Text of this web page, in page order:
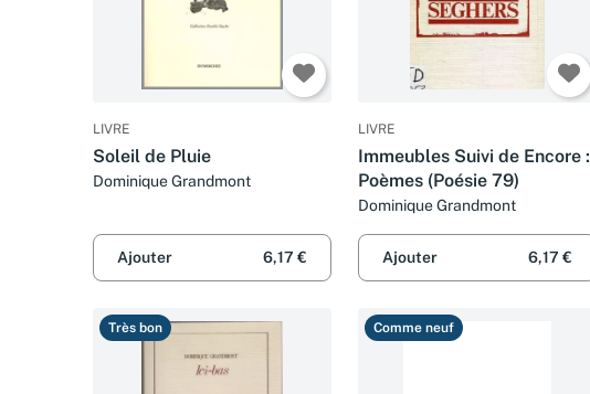
LIVRE
Soleil de Pluie
Dominique Grandmont
Ajouter 6,17 €
LIVRE
Immeubles Suivi de Encore :
Poèmes (Poésie 79)
Dominique Grandmont
Ajouter 6,17 €
Très bon Comme neuf